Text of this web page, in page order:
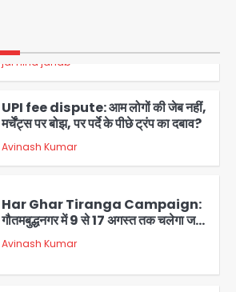
मारी टक्कर, 70 वर्षीय राहगीर महिला की मौत
jai hind janab
UPI fee dispute: आम लोगों की जेब नहीं,
मर्चेंट्स पर बोझ, पर पर्दे के पीछे ट्रंप का दबाव?
Avinash Kumar
Har Ghar Tiranga Campaign:
गौतमबुद्धनगर में 9 से 17 अगस्त तक चलेगा जन-
जागरूकता महाअभियान, डीएम ने की समीक्षा
बैठक
Avinash Kumar